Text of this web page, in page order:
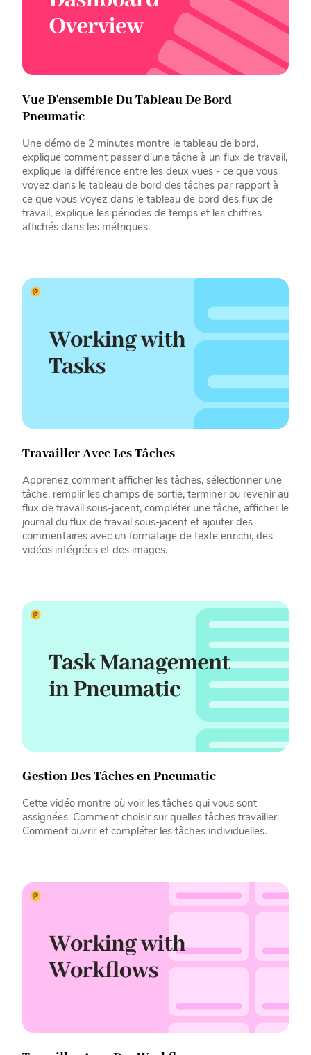
Vue D'ensemble Du Tableau De Bord
Pneumatic
Une démo de 2 minutes montre le tableau de bord,
explique comment passer d'une tâche à un flux de travail,
explique la différence entre les deux vues - ce que vous
voyez dans le tableau de bord des tâches par rapport à
ce que vous voyez dans le tableau de bord des flux de
travail, explique les périodes de temps et les chiffres
affichés dans les métriques.
Travailler Avec Les Tâches
Apprenez comment afficher les tâches, sélectionner une
tâche, remplir les champs de sortie, terminer ou revenir au
flux de travail sous-jacent, compléter une tâche, afficher le
journal du flux de travail sous-jacent et ajouter des
commentaires avec un formatage de texte enrichi, des
vidéos intégrées et des images.
Gestion Des Tâches en Pneumatic
Cette vidéo montre où voir les tâches qui vous sont
assignées. Comment choisir sur quelles tâches travailler.
Comment ouvrir et compléter les tâches individuelles.